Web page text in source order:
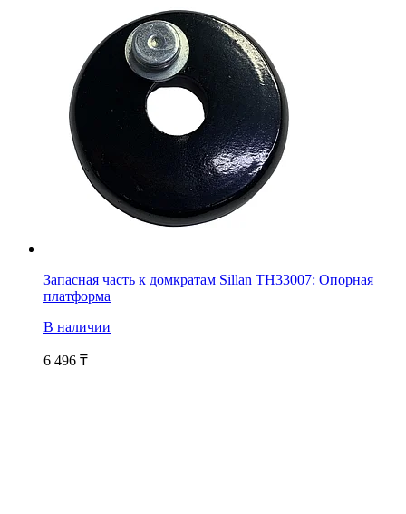
Запасная часть к домкратам Sillan TH33007: Опорная
платформа
В наличии
6 496 ₸